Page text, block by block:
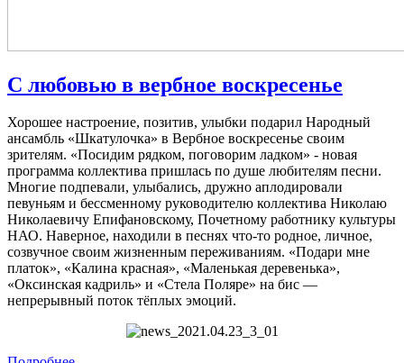
С любовью в вербное воскресенье
Хорошее настроение, позитив, улыбки подарил Народный
ансамбль «Шкатулочка» в Вербное воскресенье своим
зрителям. «Посидим рядком, поговорим ладком» - новая
программа коллектива пришлась по душе любителям песни.
Многие подпевали, улыбались, дружно аплодировали
певуньям и бессменному руководителю коллектива Николаю
Николаевичу Епифановскому, Почетному работнику культуры
НАО. Наверное, находили в песнях что-то родное, личное,
созвучное своим жизненным переживаниям. «Подари мне
платок», «Калина красная», «Маленькая деревенька»,
«Оксинская кадриль» и «Стела Поляре» на бис —
непрерывный поток тёплых эмоций.